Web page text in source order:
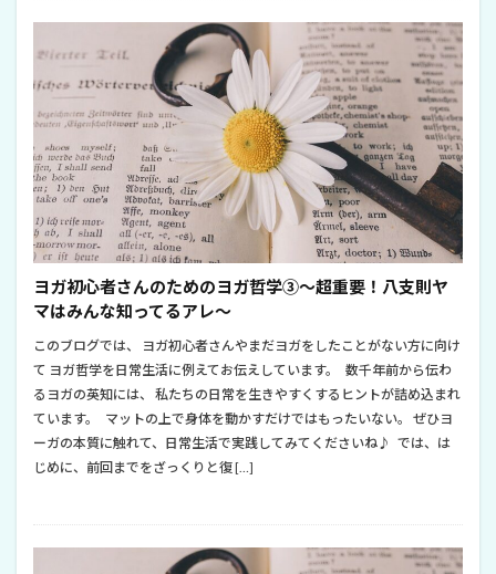
ヨガ初心者さんのためのヨガ哲学③～超重要！八支則ヤ
マはみんな知ってるアレ～
このブログでは、 ヨガ初心者さんやまだヨガをしたことがない方に向け
て ヨガ哲学を日常生活に例えてお伝えしています。 数千年前から伝わ
るヨガの英知には、 私たちの日常を生きやすくするヒントが詰め込まれ
ています。 マットの上で身体を動かすだけではもったいない。 ぜひヨ
ーガの本質に触れて、日常生活で実践してみてくださいね♪ では、は
じめに、前回までをざっくりと復 […]